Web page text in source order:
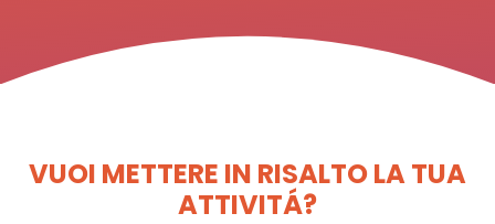
VUOI METTERE IN RISALTO LA TUA
ATTIVITÁ?